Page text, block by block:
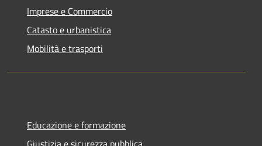
Imprese e Commercio
Catasto e urbanistica
Mobilità e trasporti
Educazione e formazione